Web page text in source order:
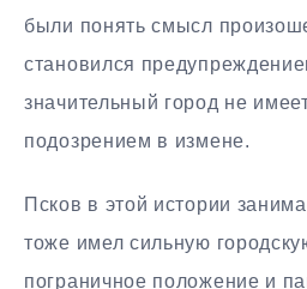
были понять смысл
становился
значительный город не
подозрением в измене.
Псков в этой истории
тоже имел сильную
пограничное положение и